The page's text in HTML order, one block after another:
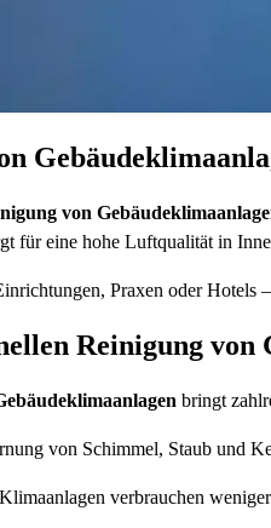
von
für eine hohe Luftqualität in
Praxen oder Hotels
Reinigung von
bringt
von Schimmel, Staub und
verbrauchen